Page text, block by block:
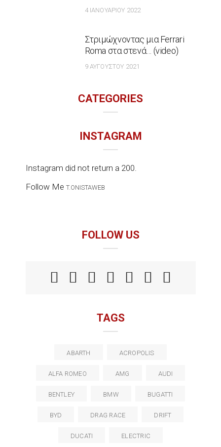
4 ΙΑΝΟΥΑΡΊΟΥ 2022
Στριμώχνοντας μια Ferrari
Roma στα στενά… (video)
9 ΑΥΓΟΎΣΤΟΥ 2021
CATEGORIES
INSTAGRAM
Instagram did not return a 200.
Follow Me T.ONISTAWEB
FOLLOW US
TAGS
ABARTH ACROPOLIS
ALFA ROMEO AMG AUDI
BENTLEY BMW BUGATTI
BYD DRAG RACE DRIFT
DUCATI ELECTRIC